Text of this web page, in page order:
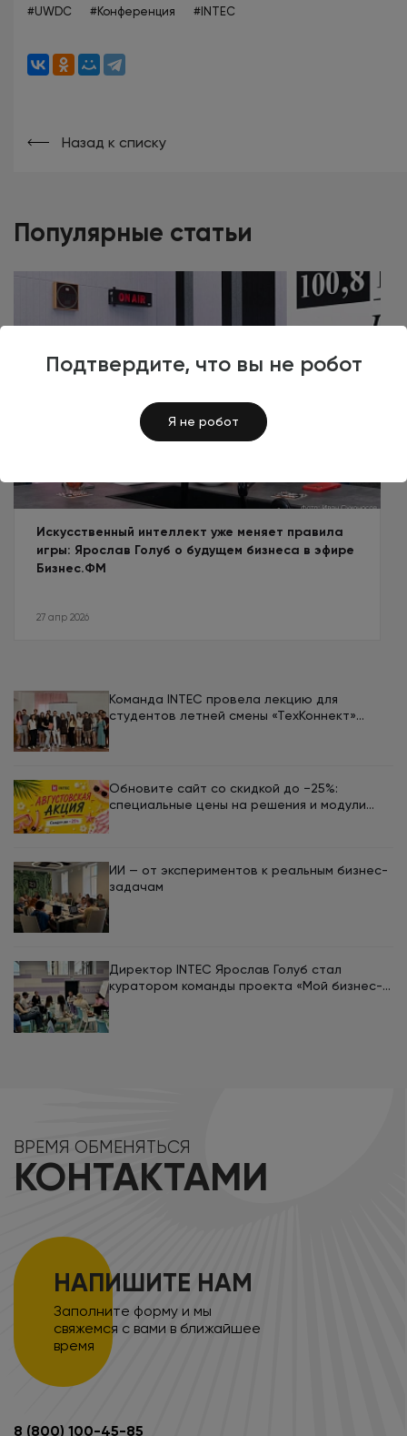
Подтвердите, что вы не робот
Я не робот
#UWDC #Конференция #INTEC
Назад к списку
Популярные статьи
Искусственный интеллект уже меняет правила
игры: Ярослав Голуб о будущем бизнеса в эфире
Бизнес.ФМ
27 апр 2026
Команда INTEC провела лекцию для
студентов летней смены «ТехКоннект»
Обновите сайт со скидкой до −25%:
специальные цены на решения и модули
INTEC в августе
ИИ — от экспериментов к реальным бизнес-
задачам
Директор INTEC Ярослав Голуб стал
куратором команды проекта «Мой бизнес-
кемп 2026»
ВРЕМЯ ОБМЕНЯТЬСЯ
КОНТАКТАМИ
НАПИШИТЕ НАМ
Заполните форму и мы
свяжемся с вами в ближайшее
время
8 (800) 100-45-85